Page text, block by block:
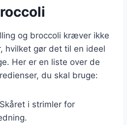
og broccoli kræver ikke
hvilket gør det til en ideel
Her er en liste over de
du skal bruge:
i strimler for